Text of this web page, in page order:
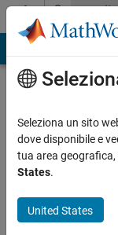
Vai al contenutoCommunity
Profile
zhiwei
chen
Attivo
Seleziona un sito
dove disponibile e
tua area
States.
United States